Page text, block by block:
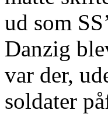
ud som
Danzig
var der,
soldater